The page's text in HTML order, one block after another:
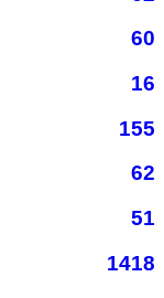
60
16
155
62
51
1418